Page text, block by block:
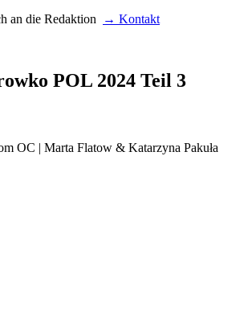
an die Redaktion → Kontakt
POL 2024 Teil 3
OC | Marta Flatow & Katarzyna Pakuła